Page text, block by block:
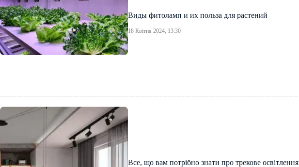
Виды фитоламп и их польза для растений
18 Квітня 2024, 13:30
Все, що вам потрібно знати про трекове освітлення